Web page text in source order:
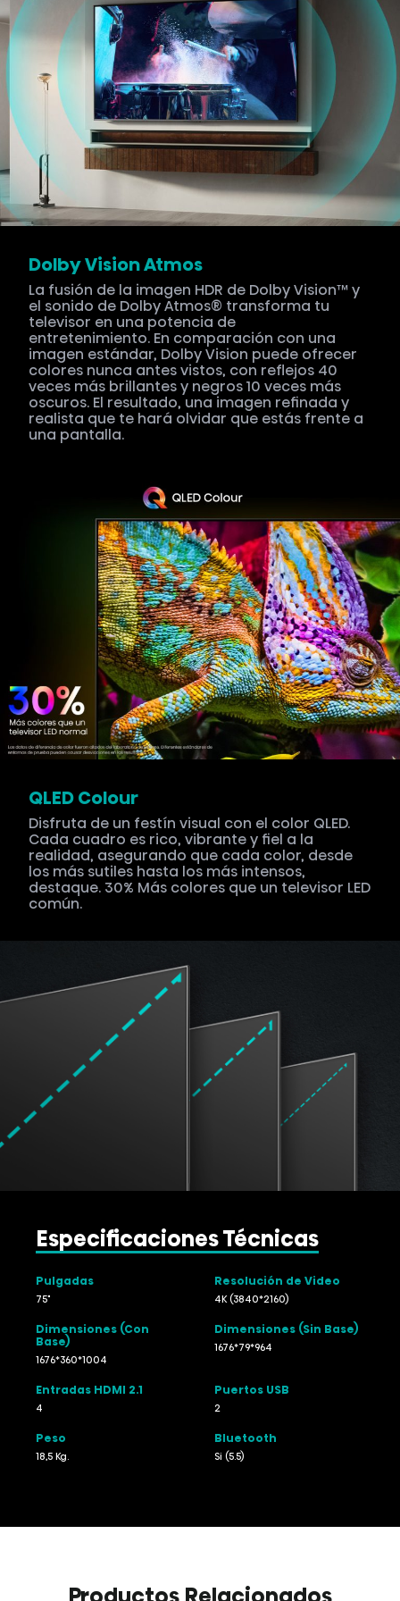
Dolby Vision Atmos
La fusión de la imagen HDR de Dolby Vision™ y
el sonido de Dolby Atmos® transforma tu
televisor en una potencia de
entretenimiento. En comparación con una
imagen estándar, Dolby Vision puede ofrecer
colores nunca antes vistos, con reflejos 40
veces más brillantes y negros 10 veces más
oscuros. El resultado, una imagen refinada y
realista que te hará olvidar que estás frente a
una pantalla.
QLED Colour
Disfruta de un festín visual con el color QLED.
Cada cuadro es rico, vibrante y fiel a la
realidad, asegurando que cada color, desde
los más sutiles hasta los más intensos,
destaque. 30% Más colores que un televisor LED
común.
Especificaciones Técnicas
Pulgadas
75"
Resolución de Video
4K (3840*2160)
Dimensiones (Con
Base)
1676*360*1004
Dimensiones (Sin Base)
1676*79*964
Entradas HDMI 2.1
4
Puertos USB
2
Peso
18,5 Kg.
Bluetooth
Si (5.5)